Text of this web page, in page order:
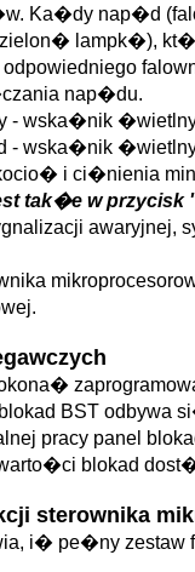
Ka�dy nap�d
lampk�),
nap�du.
wska�nik �wietlny
- wska�nik
i ci�nienia
tak�e w
BST
pracy panel
blokad
sterownika
i� pe�ny